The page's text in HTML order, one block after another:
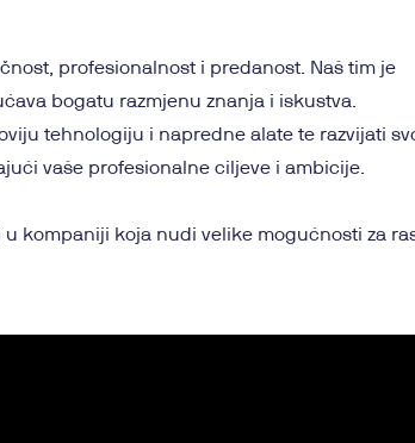
profesionalnost i predanost. Naš tim je
bogatu razmjenu znanja i iskustva.
tehnologiju i napredne alate te razvijati
vaše profesionalne ciljeve i ambicije.
kompaniji koja nudi velike mogućnosti za